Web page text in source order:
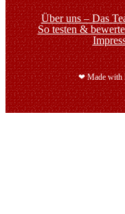
Über uns – Das
So testen &
❤ Made with